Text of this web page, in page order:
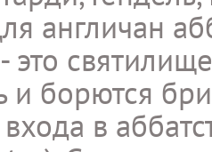
англичан
это
и борются
в